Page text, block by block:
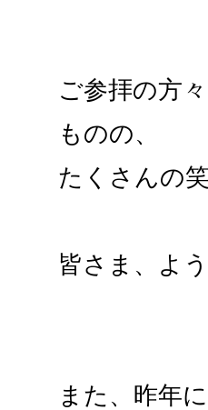
ご参拝の方
ものの、
たくさんの
皆さま、よ
また、昨年